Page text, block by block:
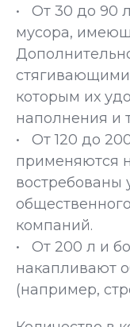
• От 30 до 90
мусора,
стягивающими
которым их
наполнения и
• От 120 до
применяются
востребованы
компаний.
• От 200 л и
накапливают
(например,